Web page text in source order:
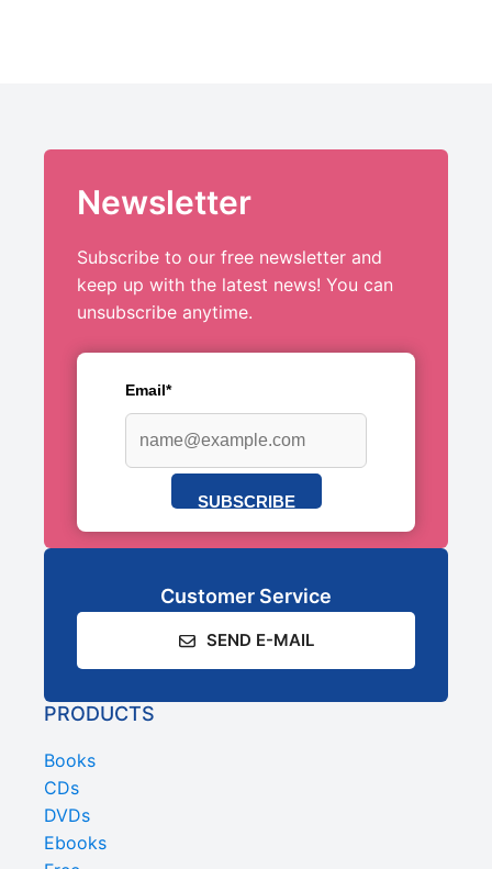
Newsletter
Subscribe to our free newsletter and
keep up with the latest news! You can
unsubscribe anytime.
Email*
SUBSCRIBE
Customer Service
SEND E-MAIL
PRODUCTS
Books
CDs
DVDs
Ebooks